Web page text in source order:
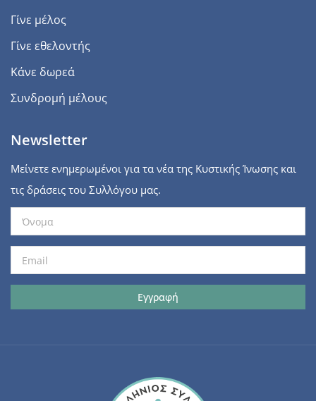
Γίνε μέλος
Γίνε εθελοντής
Κάνε δωρεά
Συνδρομή μέλους
Newsletter
Μείνετε ενημερωμένοι για τα νέα της Κυστικής Ίνωσης και
τις δράσεις του Συλλόγου μας.